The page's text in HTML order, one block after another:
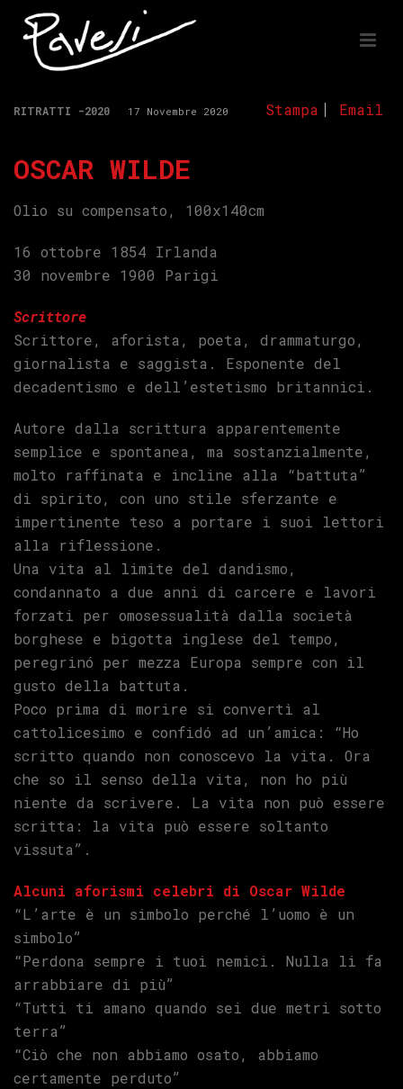
Stampa Email
RITRATTI -2020 17 Novembre 2020
OSCAR WILDE
Olio su compensato, 100x140cm
16 ottobre 1854 Irlanda
30 novembre 1900 Parigi
Scrittore
Scrittore, aforista, poeta, drammaturgo,
giornalista e saggista. Esponente del
decadentismo e dell’estetismo britannici.
Autore dalla scrittura apparentemente
semplice e spontanea, ma sostanzialmente,
molto raffinata e incline alla “battuta”
di spirito, con uno stile sferzante e
impertinente teso a portare i suoi lettori
alla riflessione.
Una vita al limite del dandismo,
condannato a due anni di carcere e lavori
forzati per omosessualità dalla società
borghese e bigotta inglese del tempo,
peregrinó per mezza Europa sempre con il
gusto della battuta.
Poco prima di morire si convertì al
cattolicesimo e confidó ad un’amica: “Ho
scritto quando non conoscevo la vita. Ora
che so il senso della vita, non ho più
niente da scrivere. La vita non può essere
scritta: la vita può essere soltanto
vissuta”.
Alcuni aforismi celebri di Oscar Wilde
“L’arte è un simbolo perché l’uomo è un
simbolo”
“Perdona sempre i tuoi nemici. Nulla li fa
arrabbiare di più”
“Tutti ti amano quando sei due metri sotto
terra”
“Ciò che non abbiamo osato, abbiamo
certamente perduto”